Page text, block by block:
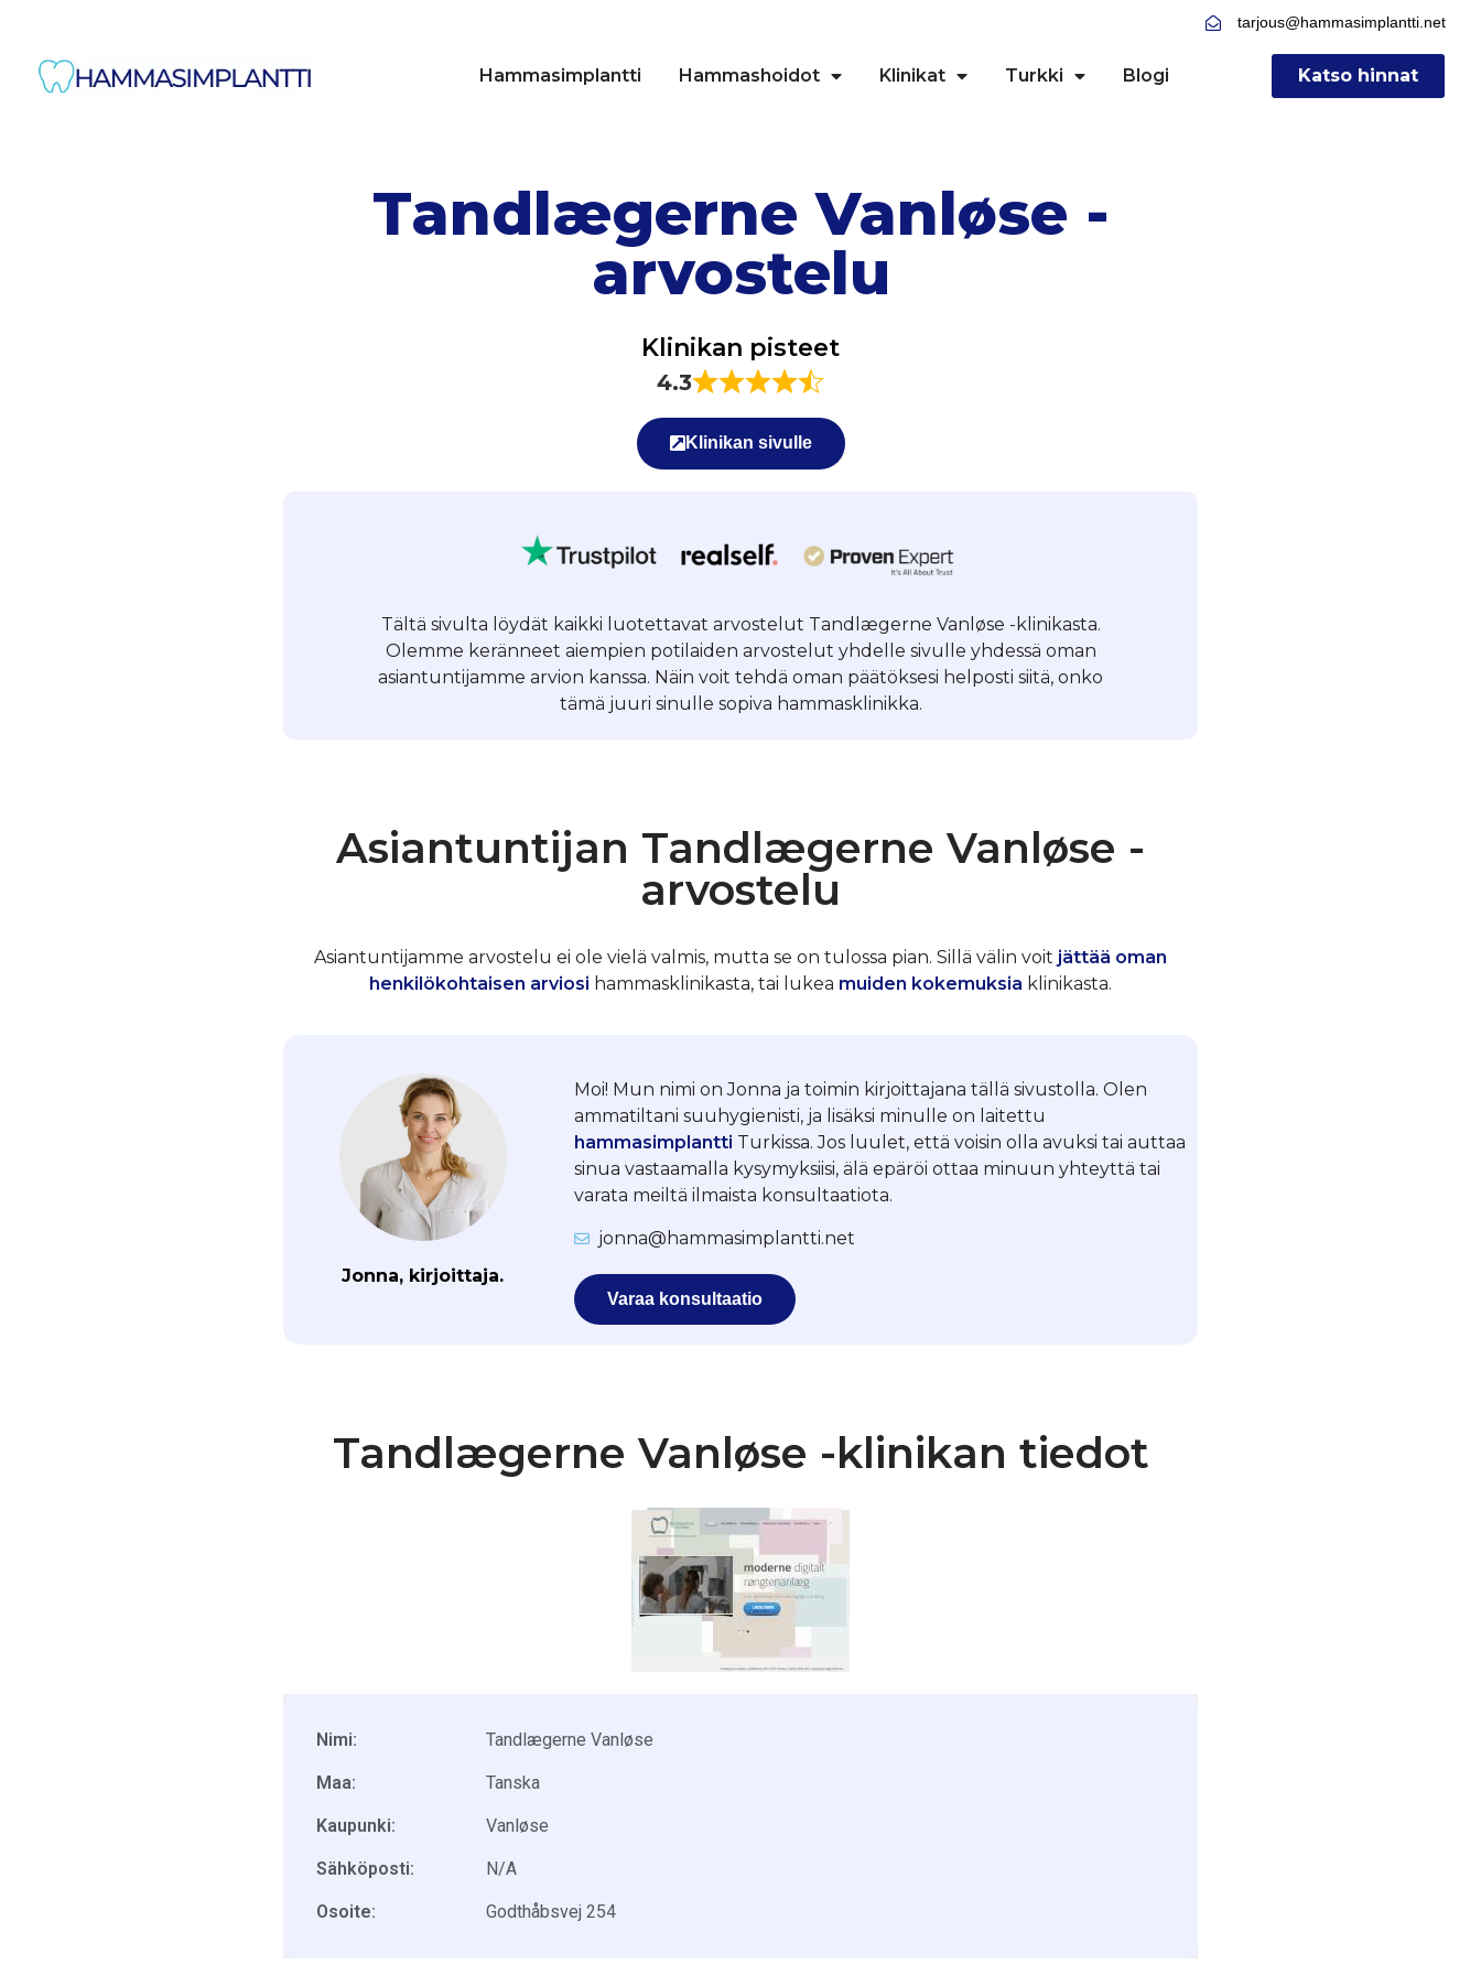
tarjous@hammasimplantti.net
Hammasimplantti Hammashoidot Klinikat Turkki Blogi Katso hinnat
Tandlægerne Vanløse -
arvostelu
Klinikan pisteet
4.3
Klinikan sivulle
Tältä sivulta löydät kaikki luotettavat arvostelut Tandlægerne Vanløse -klinikasta.
Olemme keränneet aiempien potilaiden arvostelut yhdelle sivulle yhdessä oman
asiantuntijamme arvion kanssa. Näin voit tehdä oman päätöksesi helposti siitä, onko
tämä juuri sinulle sopiva hammasklinikka.
Asiantuntijan Tandlægerne Vanløse -
arvostelu
Asiantuntijamme arvostelu ei ole vielä valmis, mutta se on tulossa pian. Sillä välin voit jättää oman
henkilökohtaisen arviosi hammasklinikasta, tai lukea muiden kokemuksia klinikasta.
Jonna, kirjoittaja.
Moi! Mun nimi on Jonna ja toimin kirjoittajana tällä sivustolla. Olen
ammatiltani suuhygienisti, ja lisäksi minulle on laitettu
hammasimplantti Turkissa. Jos luulet, että voisin olla avuksi tai auttaa
sinua vastaamalla kysymyksiisi, älä epäröi ottaa minuun yhteyttä tai
varata meiltä ilmaista konsultaatiota.
jonna@hammasimplantti.net
Varaa konsultaatio
Tandlægerne Vanløse -klinikan tiedot
Nimi:
Maa:
Kaupunki:
Sähköposti:
Osoite:
Tandlægerne Vanløse
Tanska
Vanløse
N/A
Godthåbsvej 254